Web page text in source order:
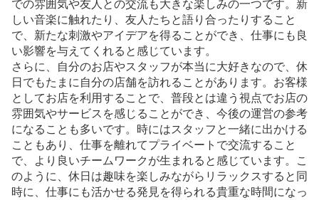
での雰囲気や友人との交流も大きな楽しみの一つです。新
しい音楽に触れたり、友人たちと語り合ったりすること
で、新たな刺激やアイデアを得ることができ、仕事にも良
い影響を与えてくれると感じています。
さらに、自分のお店やスタッフが本当に大好きなので、休
日でもたまに自分の店舗を訪れることがあります。お客様
としてお店を利用することで、普段とは違う視点でお店の
雰囲気やサービスを感じることができ、今後の運営の参考
になることも多いです。時にはスタッフと一緒に出かける
こともあり、仕事を離れてプライベートで交流すること
で、より良いチームワークが生まれると感じています。こ
のように、休日は趣味を楽しみながらリラックスすると同
時に、仕事にも活かせる発見を得られる貴重な時間になっ